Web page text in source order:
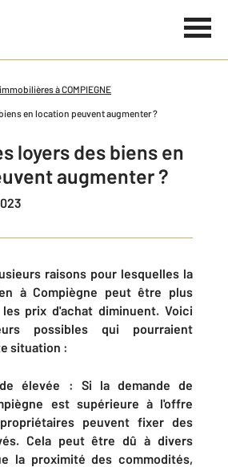
à COMPIEGNE
en location peuvent augmenter ?
loyers des biens en
augmenter ?
raisons pour lesquelles la
à Compiègne peut être plus
prix d'achat diminuent. Voici
possibles qui pourraient
situation :
élevée : Si la demande de
est supérieure à l'offre
peuvent fixer des
Cela peut être dû à divers
la proximité des commodités,